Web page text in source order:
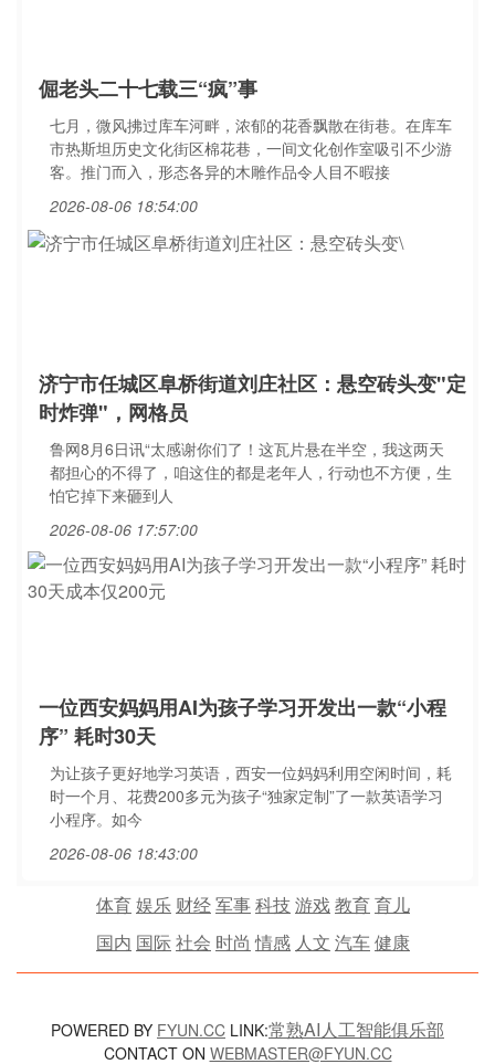
倔老头二十七载三“疯”事
七月，微风拂过库车河畔，浓郁的花香飘散在街巷。在库车
市热斯坦历史文化街区棉花巷，一间文化创作室吸引不少游
客。推门而入，形态各异的木雕作品令人目不暇接
2026-08-06 18:54:00
济宁市任城区阜桥街道刘庄社区：悬空砖头变"定
时炸弹"，网格员
鲁网8月6日讯“太感谢你们了！这瓦片悬在半空，我这两天
都担心的不得了，咱这住的都是老年人，行动也不方便，生
怕它掉下来砸到人
2026-08-06 17:57:00
一位西安妈妈用AI为孩子学习开发出一款“小程
序” 耗时30天
为让孩子更好地学习英语，西安一位妈妈利用空闲时间，耗
时一个月、花费200多元为孩子“独家定制”了一款英语学习
小程序。如今
2026-08-06 18:43:00
体育娱乐 财经军事科技游戏教育育儿
国内 国际社会 时尚 情感 人文 汽车健康
POWERED BY FYUN.CC LINK:常熟AI人工智能俱乐部
CONTACT ON WEBMASTER@FYUN.CC